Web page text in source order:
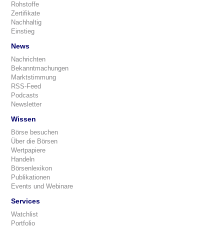
Rohstoffe
Zertifikate
Nachhaltig
Einstieg
News
Nachrichten
Bekanntmachungen
Marktstimmung
RSS-Feed
Podcasts
Newsletter
Wissen
Börse besuchen
Über die Börsen
Wertpapiere
Handeln
Börsenlexikon
Publikationen
Events und Webinare
Services
Watchlist
Portfolio